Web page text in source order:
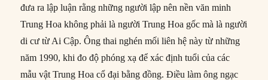
đưa ra lập luận rằng những người lập nên nền văn minh
Trung Hoa không phải là người Trung Hoa gốc mà là người
di cư từ Ai Cập. Ông thai nghén mối liên hệ này từ những
năm 1990, khi đo độ phóng xạ để xác định tuổi của các
mẫu vật Trung Hoa cổ đại bằng đồng. Điều làm ông ngạc